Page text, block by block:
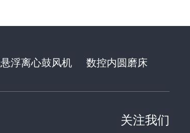
浮离心鼓风机
数控内圆磨床
关注我们